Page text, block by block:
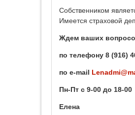
Собственником
Имеется страховой
Ждем ваших
по телефону 8 (916)
по e-mail Lenadmi@
Пн-Пт с 9-00 до 18-00
Елена